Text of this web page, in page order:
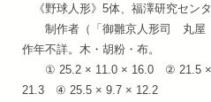
《野球人形》5体、福澤研究セン
制作者（「御雛京人形司 丸屋
作年不詳。木・胡粉・布。
① 25.2 × 11.0 × 16.0 ② 21.5 ×
21.3 ④ 25.5 × 9.7 × 12.2